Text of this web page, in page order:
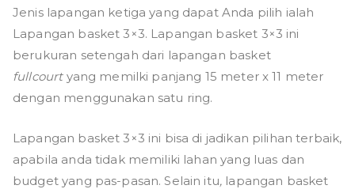
Jenis lapangan ketiga yang dapat Anda pilih ialah
Lapangan basket 3×3. Lapangan basket 3×3 ini
berukuran setengah dari lapangan basket
fullcourt yang memilki panjang 15 meter x 11 meter
dengan menggunakan satu ring.
Lapangan basket 3×3 ini bisa di jadikan pilihan terbaik,
apabila anda tidak memiliki lahan yang luas dan
budget yang pas-pasan. Selain itu, lapangan basket